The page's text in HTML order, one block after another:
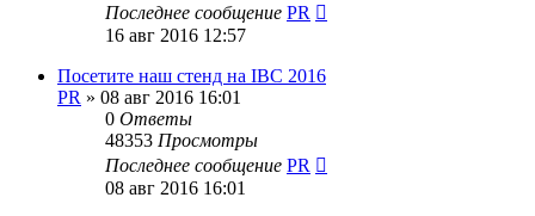
Последнее сообщение PR
16 авг 2016 12:57
Посетите наш стенд на IBC 2016
PR » 08 авг 2016 16:01
0 Ответы
48353 Просмотры
Последнее сообщение PR
08 авг 2016 16:01